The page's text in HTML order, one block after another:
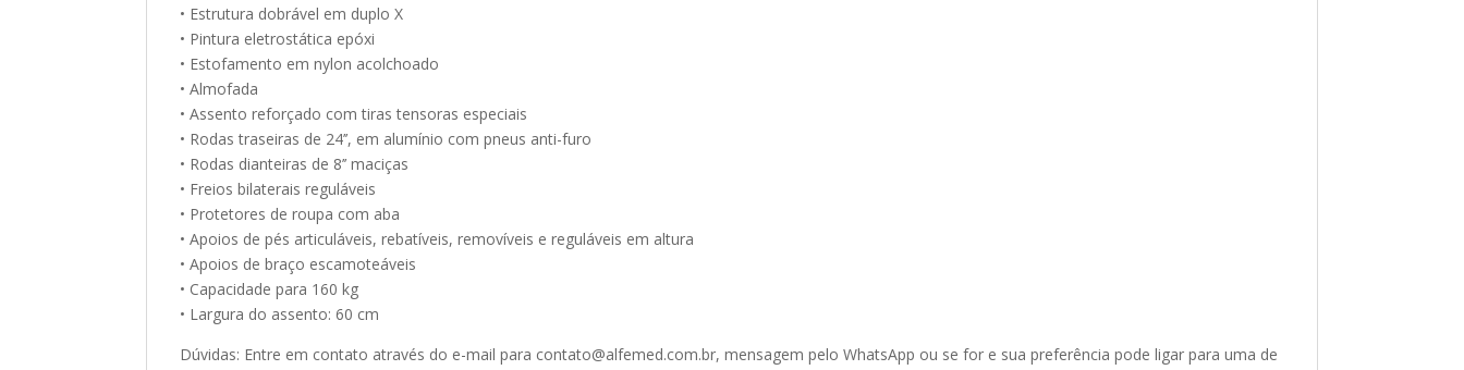
• Estrutura dobrável em duplo X
• Pintura eletrostática epóxi
• Estofamento em nylon acolchoado
• Almofada
• Assento reforçado com tiras tensoras especiais
• Rodas traseiras de 24’’, em alumínio com pneus anti-furo
• Rodas dianteiras de 8’’ maciças
• Freios bilaterais reguláveis
• Protetores de roupa com aba
• Apoios de pés articuláveis, rebatíveis, removíveis e reguláveis em altura
• Apoios de braço escamoteáveis
• Capacidade para 160 kg
• Largura do assento: 60 cm
Dúvidas: Entre em contato através do e-mail para contato@alfemed.com.br, mensagem pelo WhatsApp ou se for e sua preferência pode ligar para uma de